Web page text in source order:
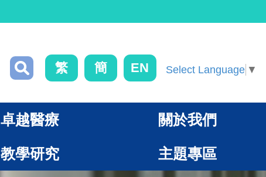
繁 簡 EN Select Language ▼
卓越醫療 關於我們
教學研究 主題專區